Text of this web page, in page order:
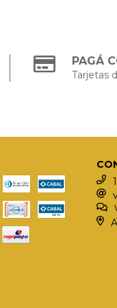
PAGÁ
Tarjetas